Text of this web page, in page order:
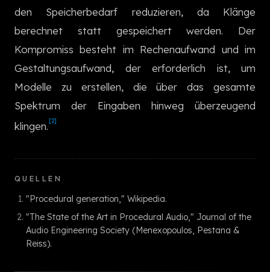
den Speicherbedarf reduzieren, da Klänge
berechnet statt gespeichert werden. Der
Kompromiss besteht im Rechenaufwand und im
Gestaltungsaufwand, der erforderlich ist, um
Modelle zu erstellen, die über das gesamte
Spektrum der Eingaben hinweg überzeugend
klingen. [2]
QUELLEN
"Procedural generation," Wikipedia.
"The State of the Art in Procedural Audio," Journal of the
Audio Engineering Society (Menexopoulos, Pestana &
Reiss).